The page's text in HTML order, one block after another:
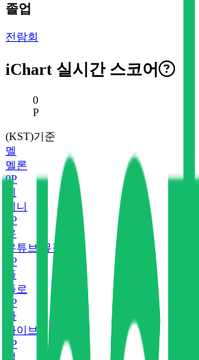
졸업
전람회
iChart 실시간 스코어
현재 스코어
0
P
(KST)기준
멜
멜론
0P
지니
P
유
유튜브 뮤직
P
플
플로
P
바
바이브
P
벅